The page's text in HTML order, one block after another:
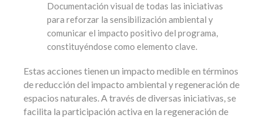
Documentación visual de todas las iniciativas
para reforzar la sensibilización ambiental y
comunicar el impacto positivo del programa,
constituyéndose como elemento clave.
Estas acciones tienen un impacto medible en términos
de reducción del impacto ambiental y regeneración de
espacios naturales. A través de diversas iniciativas, se
facilita la participación activa en la regeneración de